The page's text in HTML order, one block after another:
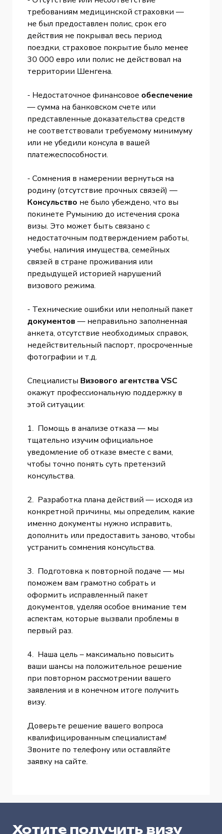
требованиям медицинской страховки —
не был предоставлен полис, срок его
действия не покрывал весь период
поездки, страховое покрытие было менее
30 000 евро или полис не действовал на
территории Шенгена.
- Недостаточное финансовое обеспечение
— сумма на банковском счете или
представленные доказательства средств
не соответствовали требуемому минимуму
или не убедили консула в вашей
платежеспособности.
- Сомнения в намерении вернуться на
родину (отсутствие прочных связей) —
Консульство не было убеждено, что вы
покинете Румынию до истечения срока
визы. Это может быть связано с
недостаточным подтверждением работы,
учебы, наличия имущества, семейных
связей в стране проживания или
предыдущей историей нарушений
визового режима.
- Технические ошибки или неполный пакет
документов — неправильно заполненная
анкета, отсутствие необходимых справок,
недействительный паспорт, просроченные
фотографии и т.д.
Специалисты Визового агентства VSC
окажут профессиональную поддержку в
этой ситуации:
1. Помощь в анализе отказа — мы
тщательно изучим официальное
уведомление об отказе вместе с вами,
чтобы точно понять суть претензий
консульства.
2. Разработка плана действий — исходя из
конкретной причины, мы определим, какие
именно документы нужно исправить,
дополнить или предоставить заново, чтобы
устранить сомнения консульства.
3. Подготовка к повторной подаче — мы
поможем вам грамотно собрать и
оформить исправленный пакет
документов, уделяя особое внимание тем
аспектам, которые вызвали проблемы в
первый раз.
4. Наша цель – максимально повысить
ваши шансы на положительное решение
при повторном рассмотрении вашего
заявления и в конечном итоге получить
визу.
Доверьте решение вашего вопроса
квалифицированным специалистам!
Звоните по телефону или оставляйте
заявку на сайте.
Хотите получить визу